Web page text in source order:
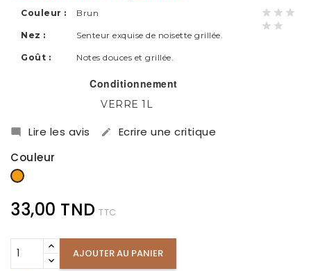
Couleur : Brun
Nez : Senteur exquise de noisette grillée.
Goût : Notes douces et grillée.
Conditionnement
VERRE 1L
 Lire les avis 
Ecrire une critique
Couleur
Orange
33,00 TND TTC
AJOUTER AU PANIER